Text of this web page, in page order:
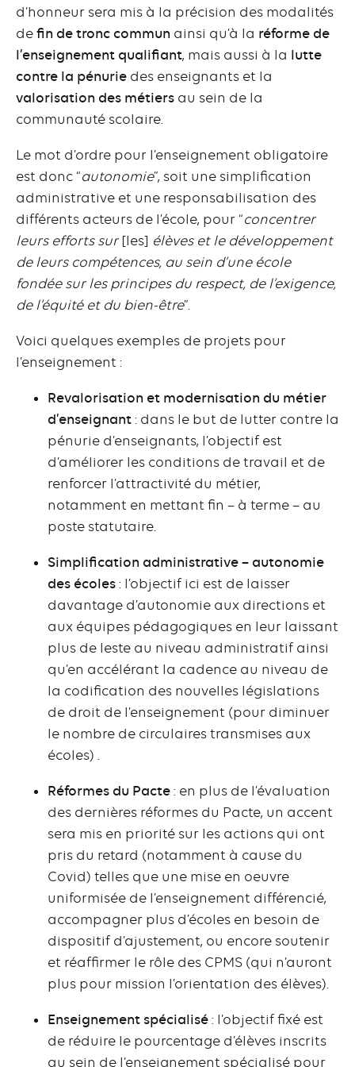
d’honneur sera mis à la précision des modalités
de fin de tronc commun ainsi qu’à la réforme de
l’enseignement qualifiant, mais aussi à la lutte
contre la pénurie des enseignants et la
valorisation des métiers au sein de la
communauté scolaire.
Le mot d’ordre pour l’enseignement obligatoire
est donc “autonomie”, soit une simplification
administrative et une responsabilisation des
différents acteurs de l’école, pour “concentrer
leurs efforts sur[les] élèves et le développement
de leurs compétences, au sein d’une école
fondée sur les principes du respect, de l’exigence,
de l’équité et du bien-être”.
Voici quelques exemples de projets pour
l’enseignement :
Revalorisation et modernisation du métier
d’enseignant : dans le but de lutter contre la
pénurie d’enseignants, l’objectif est
d’améliorer les conditions de travail et de
renforcer l’attractivité du métier,
notamment en mettant fin – à terme – au
poste statutaire.
Simplification administrative – autonomie
des écoles : l’objectif ici est de laisser
davantage d’autonomie aux directions et
aux équipes pédagogiques en leur laissant
plus de leste au niveau administratif ainsi
qu’en accélérant la cadence au niveau de
la codification des nouvelles législations
de droit de l’enseignement (pour diminuer
le nombre de circulaires transmises aux
écoles) .
Réformes du Pacte : en plus de l’évaluation
des dernières réformes du Pacte, un accent
sera mis en priorité sur les actions qui ont
pris du retard (notamment à cause du
Covid) telles que une mise en oeuvre
uniformisée de l’enseignement différencié,
accompagner plus d’écoles en besoin de
dispositif d’ajustement, ou encore soutenir
et réaffirmer le rôle des CPMS (qui n’auront
plus pour mission l’orientation des élèves).
Enseignement spécialisé : l’objectif fixé est
de réduire le pourcentage d’élèves inscrits
au sein de l’enseignement spécialisé pour